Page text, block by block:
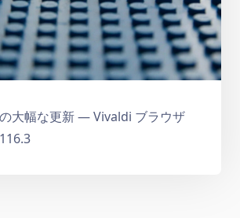
大幅な更新 — Vivaldi ブラウザ